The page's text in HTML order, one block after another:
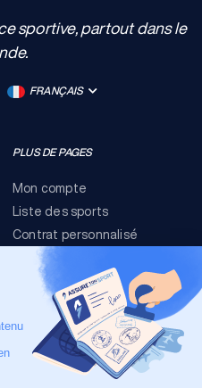
sportive, partout dans le
FRANÇAIS
PLUS DE PAGES
Mon compte
Liste des sports
Contrat personnalisé
Conditions générales
Risques événementiels
Mentions légales